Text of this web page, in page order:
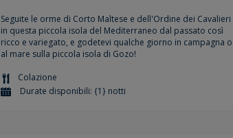
Seguite le orme di Corto Maltese e dell'Ordine dei Cavalieri
in questa piccola isola del Mediterraneo dal passato così
ricco e variegato, e godetevi qualche giorno in campagna o
al mare sulla piccola isola di Gozo!
Colazione
Durate disponibili: {1} notti